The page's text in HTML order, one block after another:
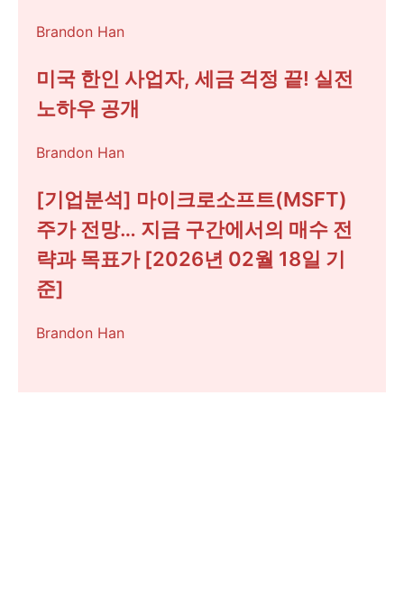
Brandon Han
미국 한인 사업자, 세금 걱정 끝! 실전
노하우 공개
Brandon Han
[기업분석] 마이크로소프트(MSFT)
주가 전망… 지금 구간에서의 매수 전
략과 목표가 [2026년 02월 18일 기
준]
Brandon Han